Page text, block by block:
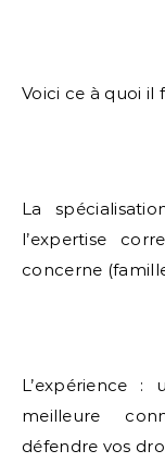
Voici ce à quoi
La
l’expertise
concerne
L’expérience
meilleure
défendre vos